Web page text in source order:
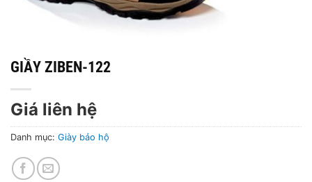
GIẦY ZIBEN-122
Giá liên hệ
Danh mục: Giày bảo hộ